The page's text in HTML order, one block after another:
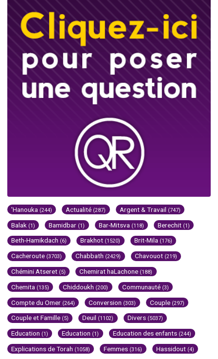
'Hanouka (244) Actualité (287) Argent & Travail (747)
Balak (1) Bamidbar (1) Bar-Mitsva (118) Berechit (1)
Beth-Hamikdach (6) Brakhot (1520) Brit-Mila (176)
Cacheroute (3703) Chabbath (2429) Chavouot (219)
Chémini Atseret (5) Chemirat haLachone (188)
Chemita (135) Chiddoukh (200) Communauté (3)
Compte du Omer (264) Conversion (303) Couple (297)
Couple et Famille (5) Deuil (1102) Divers (5037)
Education (1) Education (1) Education des enfants (244)
Explications de Torah (1058) Femmes (316) Hassidout (4)